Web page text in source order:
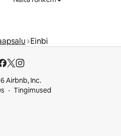
Einbi
Airbnb, Inc.
Tingimused